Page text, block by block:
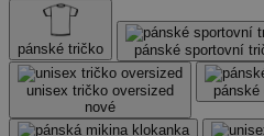
pánské tričko pánské sportovní
unisex tričko oversized
nové
pánské